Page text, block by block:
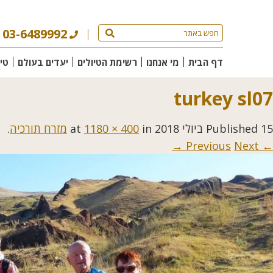
03-6489992
דף הבית מי אנחנו רשימת הטיולים יעדים בעולם
turkey sl07
Published 15 ביולי 2018 1180 × 400 in מזרח תורכיה.
← Previous
Next →